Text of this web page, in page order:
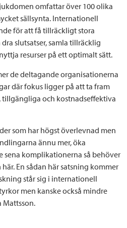
omfattar över 100 olika
sällsynta. Internationell
för att få tillräckligt stora
slutsatser, samla tillräcklig
resurser på ett optimalt sätt.
de deltagande organisationerna
där fokus ligger på att ta fram
och kostnadseffektiva
som har högst överlevnad men
ännu mer, öka
sena komplikationerna så behöver
En sådan här satsning kommer
står sig i internationell
men kanske också mindre
Mattsson.